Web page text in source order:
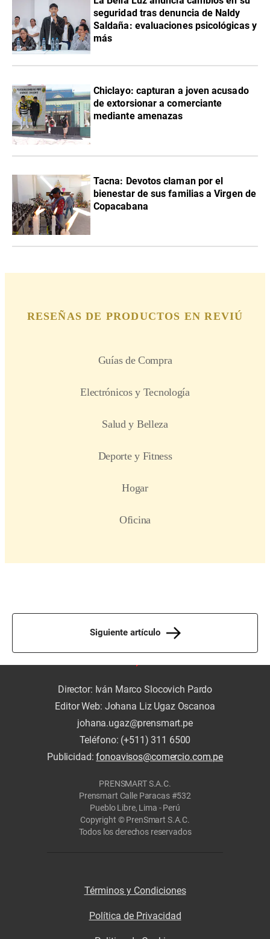
seguridad tras denuncia de Naldy
Saldaña: evaluaciones psicológicas y
más
Chiclayo: capturan a joven acusado
de extorsionar a comerciante
mediante amenazas
Tacna: Devotos claman por el
bienestar de sus familias a Virgen de
Copacabana
Siguiente artículo
Director: Iván Marco Slocovich Pardo
Editor Web: Johana Liz Ugaz Oscanoa
johana.ugaz@prensmart.pe
Teléfono: (+511) 311 6500
Publicidad:fonoavisos@comercio.com.pe
PRENSMART S.A.C.
Prensmart Calle Paracas #532
Pueblo Libre, Lima - Perú
Copyright © PrenSmart S.A.C.
Todos los derechos reservados
Términos y Condiciones
Política de Privacidad